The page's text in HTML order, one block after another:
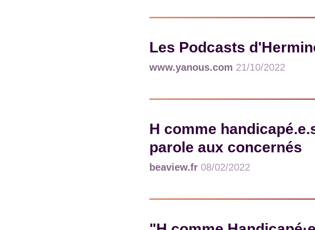
Les Podcasts
www.yanous.com 21/10/2022
H comme
parole aux concernés
beaview.fr 08/02/2022